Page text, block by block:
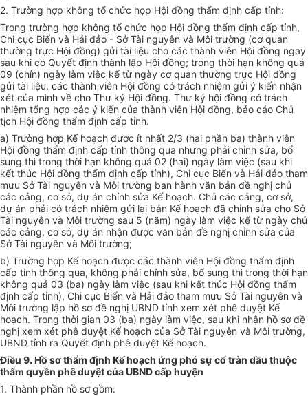
2. Trường hợp không tổ chức họp Hội đồng thẩm định cấp tỉnh:
Trong trường hợp không tổ chức họp Hội đồng thẩm định cấp tỉnh,
Chi cục Biển và Hải đảo - Sở Tài nguyên và Môi trường (cơ quan
thường trực Hội đồng) gửi tài liệu cho các thành viên Hội đồng ngay
sau khi có Quyết định thành lập Hội đồng; trong thời hạn không quá
09 (chín) ngày làm việc kể từ ngày cơ quan thường trực Hội đồng
gửi tài liệu, các thành viên Hội đồng có trách nhiệm gửi ý kiến nhận
xét của mình về cho Thư ký Hội đồng. Thư ký hội đồng có trách
nhiệm tổng hợp các ý kiến của thành viên Hội đồng, báo cáo Chủ
tịch Hội đồng thẩm định cấp tỉnh.
a) Trường hợp Kế hoạch được ít nhất 2/3 (hai phần ba) thành viên
Hội đồng thẩm định cấp tỉnh thông qua nhưng phải chỉnh sửa, bổ
sung thì trong thời hạn không quá 02 (hai) ngày làm việc (sau khi
kết thúc Hội đồng thẩm định cấp tỉnh), Chi cục Biển và Hải đảo tham
mưu Sở Tài nguyên và Môi trường ban hành văn bản đề nghị chủ
các cảng, cơ sở, dự án chỉnh sửa Kế hoạch. Chủ các cảng, cơ sở,
dự án phải có trách nhiệm gửi lại bản Kế hoạch đã chỉnh sửa cho Sở
Tài nguyên và Môi trường sau 5 (năm) ngày làm việc kể từ ngày chủ
các cảng, cơ sở, dự án nhận được văn bản đề nghị chỉnh sửa của
Sở Tài nguyên và Môi trường;
b) Trường hợp Kế hoạch được các thành viên Hội đồng thẩm định
cấp tỉnh thông qua, không phải chỉnh sửa, bổ sung thì trong thời hạn
không quá 03 (ba) ngày làm việc (sau khi kết thúc Hội đồng thẩm
định cấp tỉnh), Chi cục Biển và Hải đảo tham mưu Sở Tài nguyên và
Môi trường lập hồ sơ đề nghị UBND tỉnh xem xét phê duyệt Kế
hoạch. Trong thời gian 03 (ba) ngày làm việc, sau khi nhận hồ sơ đề
nghị xem xét phê duyệt Kế hoạch của Sở Tài nguyên và Môi trường,
UBND tỉnh ra Quyết định phê duyệt Kế hoạch.
Điều 9. Hồ sơ thẩm định Kế hoạch ứng phó sự cố tràn dầu thuộc
thẩm quyền phê duyệt của UBND cấp huyện
1. Thành phần hồ sơ gồm: